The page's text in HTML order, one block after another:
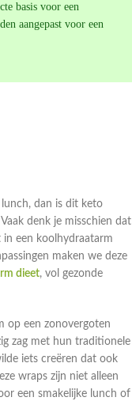
basis voor een
aangepast voor een
lunch, dan is dit keto
denk je misschien dat
in een koolhydraatarm
maken we deze
dieet, vol gezonde
op een zonovergoten
zag met hun traditionele
iets creëren dat ook
wraps zijn niet alleen
een smakelijke lunch of